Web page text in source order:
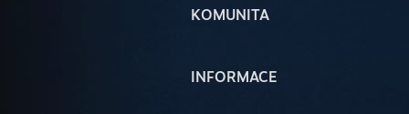
KOMUNITA
INFORMACE